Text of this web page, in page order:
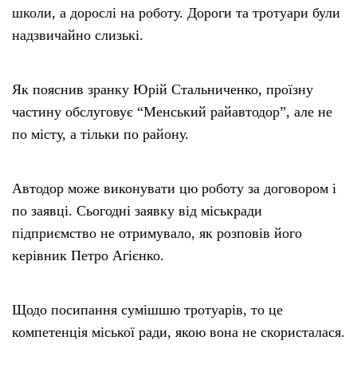
школи, а дорослі на роботу. Дороги та тротуари були
надзвичайно слизькі.
Як пояснив зранку Юрій Стальниченко, проїзну
частину обслуговує “Менський райавтодор”, але не
по місту, а тільки по району.
Автодор може виконувати цю роботу за договором і
по заявці. Сьогодні заявку від міськради
підприємство не отримувало, як розповів його
керівник Петро Агієнко.
Щодо посипання сумішшю тротуарів, то це
компетенція міської ради, якою вона не скористалася.